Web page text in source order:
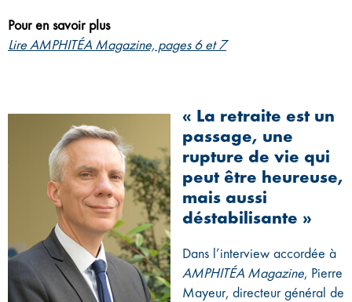
Pour en savoir plus
Lire AMPHITÉA Magazine, pages 6 et 7
« La retraite est un
passage, une
rupture de vie qui
peut être heureuse,
mais aussi
déstabilisante »
Dans l’interview accordée à
AMPHITÉA Magazine, Pierre
Mayeur, directeur général de